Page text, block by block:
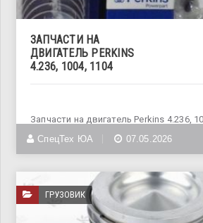
ЗАПЧАСТИ НА
ДВИГАТЕЛЬ PERKINS
4.236, 1004, 1104
Запчасти на двигатель Perkins 4.236,
специализируемся на
СпецТех ЮА 07.05.2026
ГРУЗОВИК